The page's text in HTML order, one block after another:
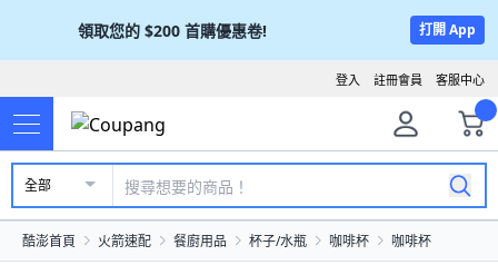
領取您的 $200 首購優惠卷! 打開 App
客服中心
註冊會員
登入
全部
酷澎首頁 火箭速配 餐廚用品 杯子/水瓶 咖啡杯 咖啡杯